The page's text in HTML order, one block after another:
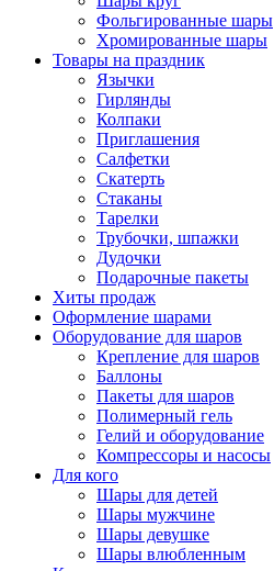
Фольгированные шары
Хромированные шары
Товары на праздник
Язычки
Гирлянды
Колпаки
Приглашения
Салфетки
Скатерть
Стаканы
Тарелки
Трубочки, шпажки
Дудочки
Подарочные пакеты
Хиты продаж
Оформление шарами
Оборудование для шаров
Крепление для шаров
Баллоны
Пакеты для шаров
Полимерный гель
Гелий и оборудование
Компрессоры и насосы
Для кого
Шары для детей
Шары мужчине
Шары девушке
Шары влюбленным